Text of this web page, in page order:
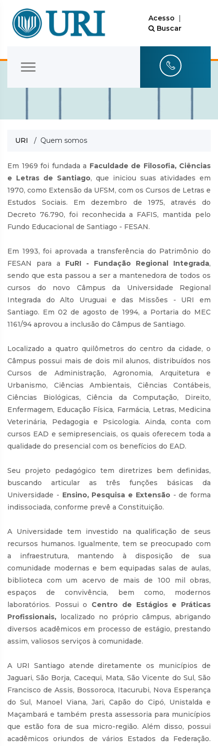
Acesso |
Buscar
URI / Quem somos
Em 1969 foi fundada a Faculdade de Filosofia, Ciências
e Letras de Santiago, que iniciou suas atividades em
1970, como Extensão da UFSM, com os Cursos de Letras e
Estudos Sociais. Em dezembro de 1975, através do
Decreto 76.790, foi reconhecida a FAFIS, mantida pelo
Fundo Educacional de Santiago - FESAN.
Em 1993, foi aprovada a transferência do Patrimônio do
FESAN para a FuRI - Fundação Regional Integrada,
sendo que esta passou a ser a mantenedora de todos os
cursos do novo Câmpus da Universidade Regional
Integrada do Alto Uruguai e das Missões - URI em
Santiago. Em 02 de agosto de 1994, a Portaria do MEC
1161/94 aprovou a inclusão do Câmpus de Santiago.
Localizado a quatro quilômetros do centro da cidade, o
Câmpus possui mais de dois mil alunos, distribuídos nos
Cursos de Administração, Agronomia, Arquitetura e
Urbanismo, Ciências Ambientais, Ciências Contábeis,
Ciências Biológicas, Ciência da Computação, Direito,
Enfermagem, Educação Física, Farmácia, Letras, Medicina
Veterinária, Pedagogia e Psicologia. Ainda, conta com
cursos EAD e semipresenciais, os quais oferecem toda a
qualidade do presencial com os benefícios do EAD.
Seu projeto pedagógico tem diretrizes bem definidas,
buscando articular as três funções básicas da
Universidade - Ensino, Pesquisa e Extensão- de forma
indissociada, conforme prevê a Constituição.
A Universidade tem investido na qualificação de seus
recursos humanos. Igualmente, tem se preocupado com
a infraestrutura, mantendo à disposição de sua
comunidade modernas e bem equipadas salas de aulas,
biblioteca com um acervo de mais de 100 mil obras,
espaços de convivência, bem como, modernos
laboratórios. Possui o Centro de Estágios e Práticas
Profissionais, localizado no próprio câmpus, abrigando
diversos acadêmicos em processo de estágio, prestando
assim, valiosos serviços à comunidade.
A URI Santiago atende diretamente os municípios de
Jaguari, São Borja, Cacequi, Mata, São Vicente do Sul, São
Francisco de Assis, Bossoroca, Itacurubi, Nova Esperança
do Sul, Manoel Viana, Jari, Capão do Cipó, Unistalda e
Maçambará e também presta assessoria para municípios
que estão fora de sua micro-região. Além disso, possui
acadêmicos oriundos de vários Estados da Federação.